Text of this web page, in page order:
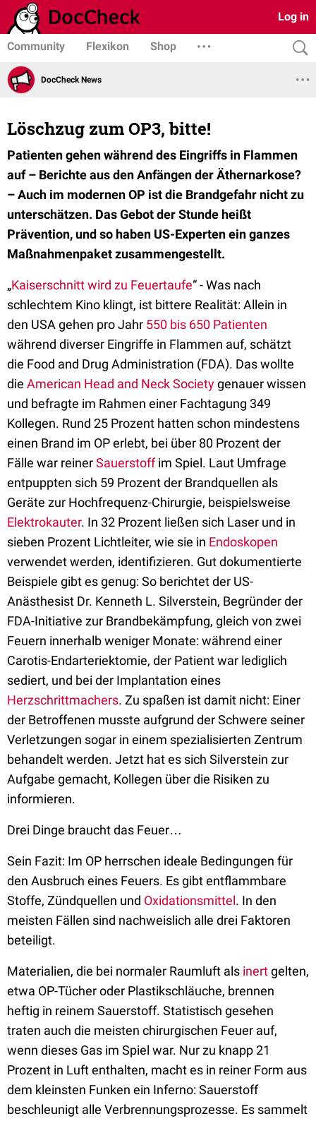
Log in
Community Flexikon Shop
DocCheck News
Löschzug zum OP3, bitte!
Patienten gehen während des Eingriffs in Flammen
auf – Berichte aus den Anfängen der Äthernarkose?
– Auch im modernen OP ist die Brandgefahr nicht zu
unterschätzen. Das Gebot der Stunde heißt
Prävention, und so haben US-Experten ein ganzes
Maßnahmenpaket zusammengestellt.
„Kaiserschnitt wird zu Feuertaufe“ - Was nach
schlechtem Kino klingt, ist bittere Realität: Allein in
den USA gehen pro Jahr 550 bis 650 Patienten
während diverser Eingriffe in Flammen auf, schätzt
die Food and Drug Administration (FDA). Das wollte
die American Head and Neck Societygenauer wissen
und befragte im Rahmen einer Fachtagung 349
Kollegen. Rund 25 Prozent hatten schon mindestens
einen Brand im OP erlebt, bei über 80 Prozent der
Fälle war reinerSauerstoffim Spiel. Laut Umfrage
entpuppten sich 59 Prozent der Brandquellen als
Geräte zur Hochfrequenz-Chirurgie, beispielsweise
Elektrokauter. In 32 Prozent ließen sich Laser und in
sieben Prozent Lichtleiter, wie sie in Endoskopen
verwendet werden, identifizieren. Gut dokumentierte
Beispiele gibt es genug: So berichtet der US-
Anästhesist Dr. Kenneth L. Silverstein, Begründer der
FDA-Initiative zur Brandbekämpfung, gleich von zwei
Feuern innerhalb weniger Monate: während einer
Carotis-Endarteriektomie, der Patient war lediglich
sediert, und bei der Implantation eines
Herzschrittmachers. Zu spaßen ist damit nicht: Einer
der Betroffenen musste aufgrund der Schwere seiner
Verletzungen sogar in einem spezialisierten Zentrum
behandelt werden. Jetzt hat es sich Silverstein zur
Aufgabe gemacht, Kollegen über die Risiken zu
informieren.
Drei Dinge braucht das Feuer…
Sein Fazit: Im OP herrschen ideale Bedingungen für
den Ausbruch eines Feuers. Es gibt entflammbare
Stoffe, Zündquellen und Oxidationsmittel. In den
meisten Fällen sind nachweislich alle drei Faktoren
beteiligt.
Materialien, die bei normaler Raumluft als inertgelten,
etwa OP-Tücher oder Plastikschläuche, brennen
heftig in reinem Sauerstoff. Statistisch gesehen
traten auch die meisten chirurgischen Feuer auf,
wenn dieses Gas im Spiel war. Nur zu knapp 21
Prozent in Luft enthalten, macht es in reiner Form aus
dem kleinsten Funken ein Inferno: Sauerstoff
beschleunigt alle Verbrennungsprozesse. Es sammelt